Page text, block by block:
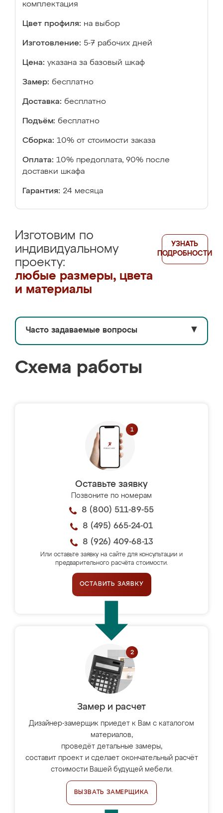
комплектация
Цвет профиля: на выбор
Изготовление: 5-7 рабочих дней
Цена: указана за базовый шкаф
Замер: бесплатно
Доставка: бесплатно
Подъём: бесплатно
Сборка: 10% от стоимости заказа
Оплата: 10% предоплата, 90% после
доставки шкафа
Гарантия: 24 месяца
Изготовим по
индивидуальному
проекту:
любые размеры, цвета
и материалы
УЗНАТЬ
ПОДРОБНОСТИ
Часто задаваемые вопросы ▼
Схема работы
Оставьте заявку
Позвоните по номерам
8 (800) 511-89-55
8 (495) 665-24-01
8 (926) 409-68-13
Или оставьте заявку на сайте для консультации и
предварительного расчёта стоимости.
ОСТАВИТЬ ЗАЯВКУ
Замер и расчет
Дизайнер-замерщик приедет к Вам с каталогом
материалов,
проведёт детальные замеры,
составит проект и сделает окончательный расчёт
стоимости Вашей будущей мебели.
ВЫЗВАТЬ ЗАМЕРЩИКА